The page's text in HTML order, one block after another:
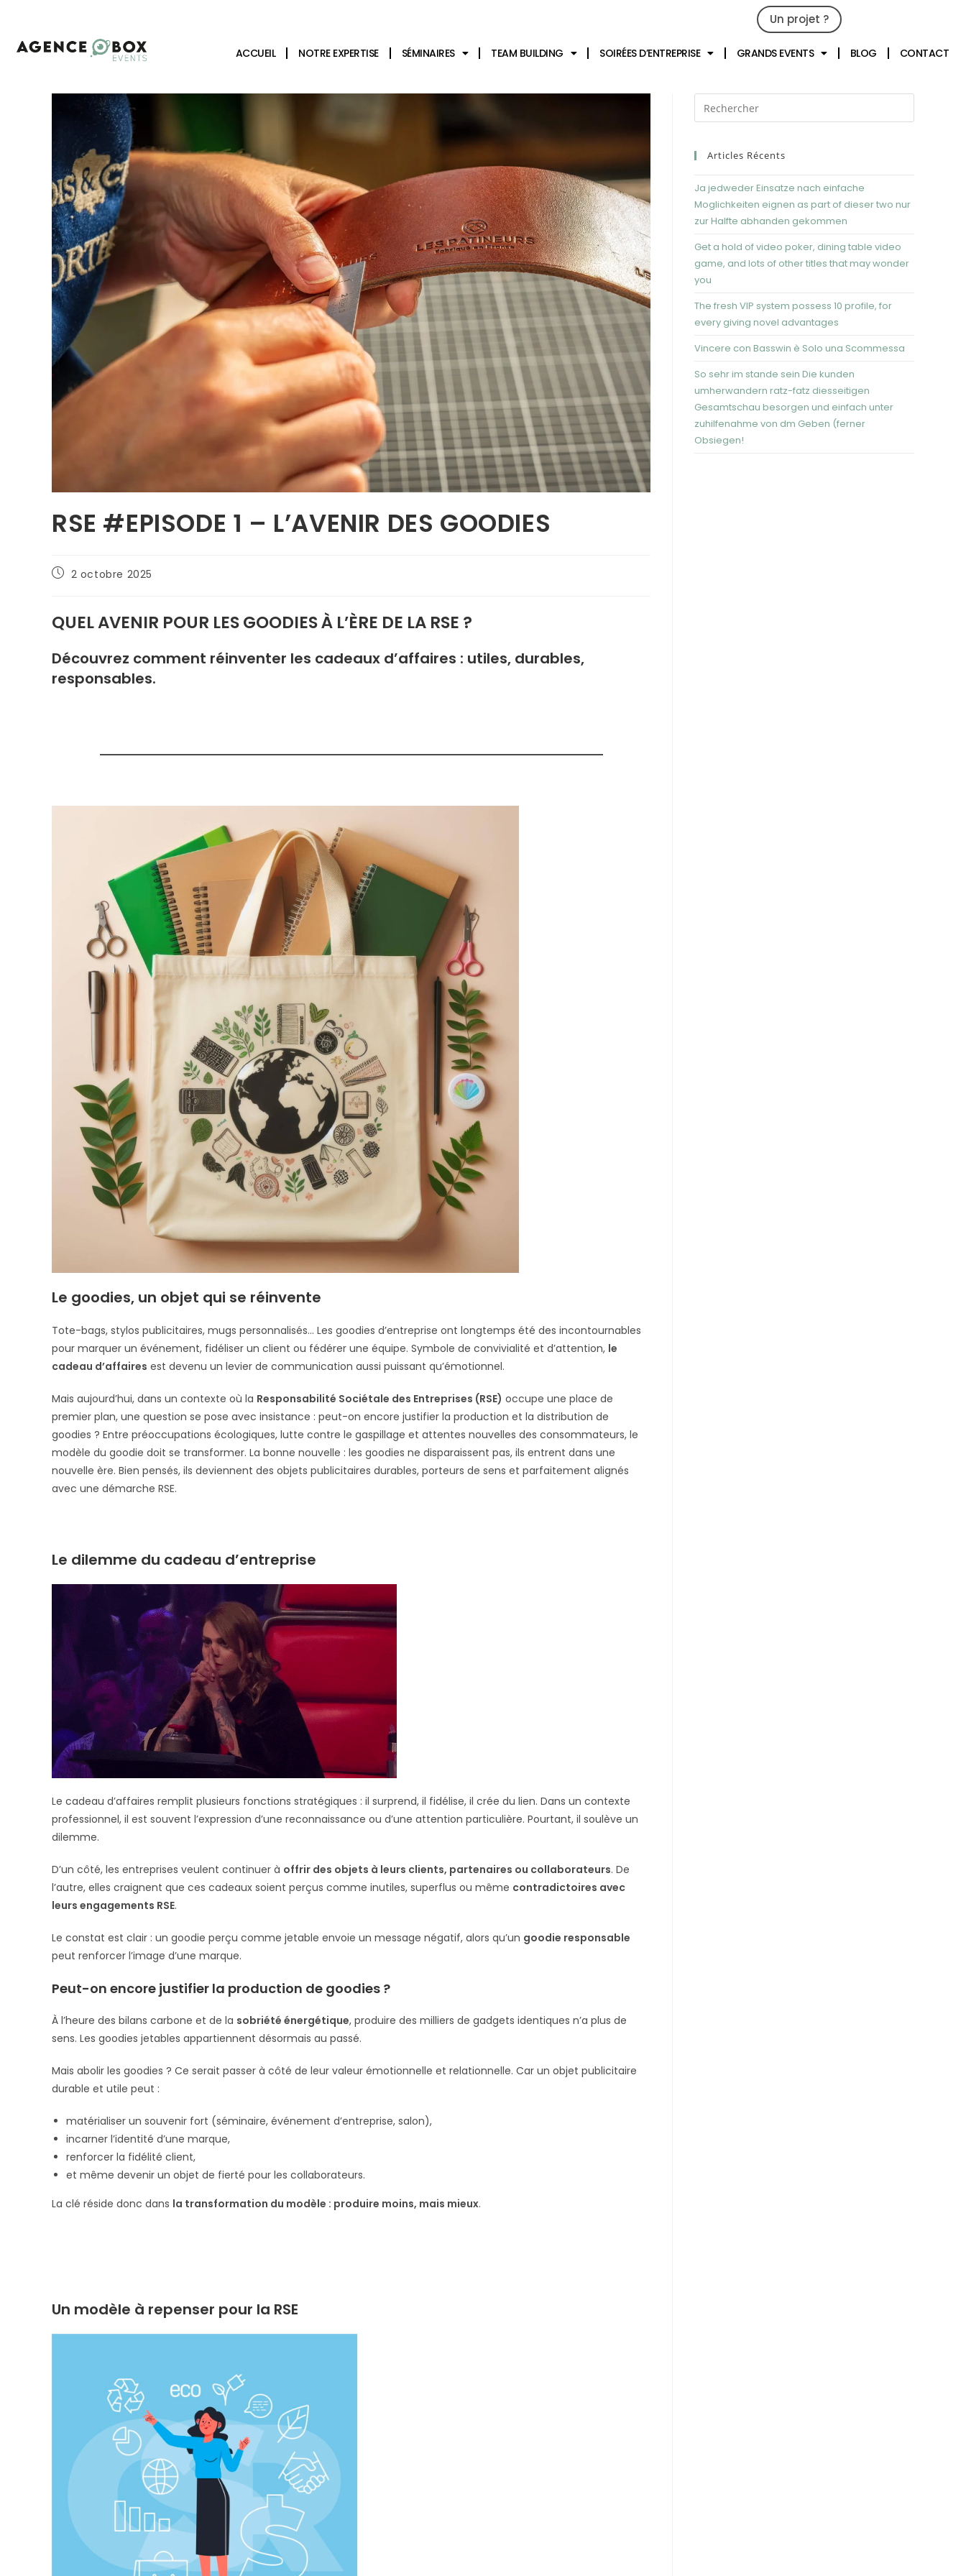
Un projet ?
ACCUEIL NOTRE EXPERTISE SÉMINAIRES TEAM BUILDING SOIRÉES D’ENTREPRISE GRANDS EVENTS BLOG CONTACT
RSE #EPISODE 1 – L’AVENIR DES GOODIES
2 octobre 2025
QUEL AVENIR POUR LES GOODIES À L’ÈRE DE LA RSE ?
Découvrez comment réinventer les cadeaux d’affaires : utiles, durables,
responsables.
Le goodies, un objet qui se réinvente
Tote-bags, stylos publicitaires, mugs personnalisés… Les goodies d’entreprise ont longtemps été des incontournables
pour marquer un événement, fidéliser un client ou fédérer une équipe. Symbole de convivialité et d’attention, le
cadeau d’affaires est devenu un levier de communication aussi puissant qu’émotionnel.
Mais aujourd’hui, dans un contexte où la Responsabilité Sociétale des Entreprises (RSE) occupe une place de
premier plan, une question se pose avec insistance : peut-on encore justifier la production et la distribution de
goodies ? Entre préoccupations écologiques, lutte contre le gaspillage et attentes nouvelles des consommateurs, le
modèle du goodie doit se transformer. La bonne nouvelle : les goodies ne disparaissent pas, ils entrent dans une
nouvelle ère. Bien pensés, ils deviennent des objets publicitaires durables, porteurs de sens et parfaitement alignés
avec une démarche RSE.
Le dilemme du cadeau d’entreprise
Le cadeau d’affaires remplit plusieurs fonctions stratégiques : il surprend, il fidélise, il crée du lien. Dans un contexte
professionnel, il est souvent l’expression d’une reconnaissance ou d’une attention particulière. Pourtant, il soulève un
dilemme.
D’un côté, les entreprises veulent continuer à offrir des objets à leurs clients, partenaires ou collaborateurs. De
l’autre, elles craignent que ces cadeaux soient perçus comme inutiles, superflus ou même contradictoires avec
leurs engagements RSE.
Le constat est clair : un goodie perçu comme jetable envoie un message négatif, alors qu’un goodie responsable
peut renforcer l’image d’une marque.
Peut-on encore justifier la production de goodies ?
À l’heure des bilans carbone et de la sobriété énergétique, produire des milliers de gadgets identiques n’a plus de
sens. Les goodies jetables appartiennent désormais au passé.
Mais abolir les goodies ? Ce serait passer à côté de leur valeur émotionnelle et relationnelle. Car un objet publicitaire
durable et utile peut :
matérialiser un souvenir fort (séminaire, événement d’entreprise, salon),
incarner l’identité d’une marque,
renforcer la fidélité client,
et même devenir un objet de fierté pour les collaborateurs.
La clé réside donc dans la transformation du modèle : produire moins, mais mieux.
Un modèle à repenser pour la RSE
Articles Récents
Ja jedweder Einsatze nach einfache
Moglichkeiten eignen as part of dieser two nur
zur Halfte abhanden gekommen
Get a hold of video poker, dining table video
game, and lots of other titles that may wonder
you
The fresh VIP system possess 10 profile, for
every giving novel advantages
Vincere con Basswin è Solo una Scommessa
So sehr im stande sein Die kunden
umherwandern ratz-fatz diesseitigen
Gesamtschau besorgen und einfach unter
zuhilfenahme von dm Geben (ferner
Obsiegen!